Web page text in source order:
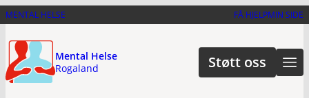
Hopp
hovedinnhold
MENTAL HELSE FÅ HJELPMIN SIDE
Mental Helse
Rogaland
Støtt oss